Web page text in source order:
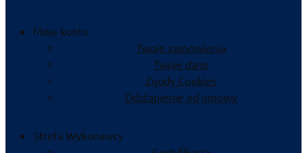
Moje konto
Twoje zamówienia
Twoje dane
Zgody Cookies
Odstąpienie od umowy
Strefa Wykonawcy